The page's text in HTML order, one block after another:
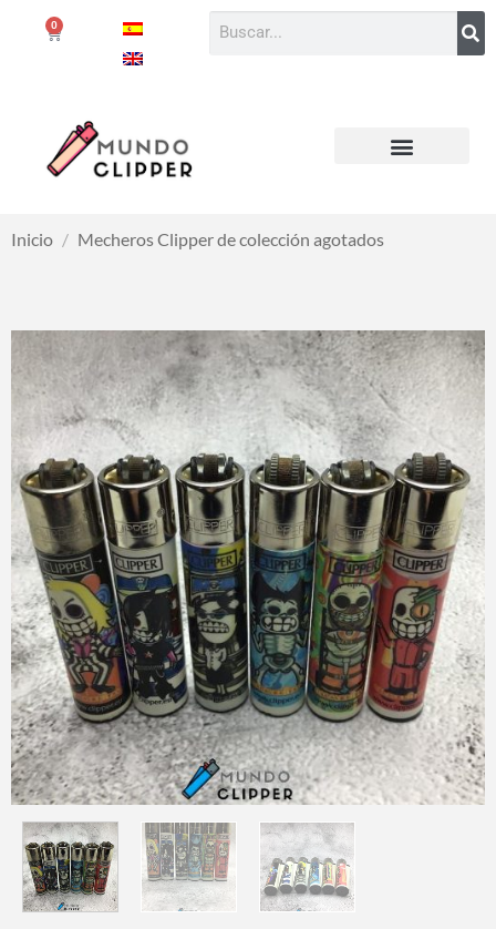
0
Inicio / Mecheros Clipper de colección agotados